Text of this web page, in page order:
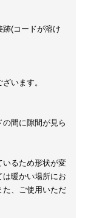
跡(コードが溶け
います。
間に隙間が見ら
いるため形状が変
暖かい場所にお
た、ご使用いただ